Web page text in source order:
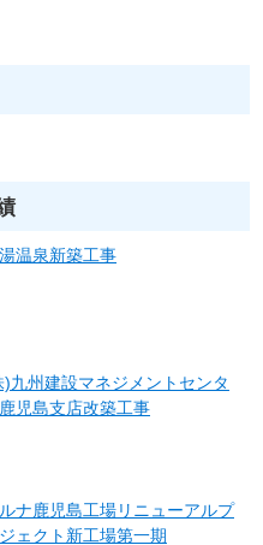
温泉新築工事
)九州建設マネジメントセンタ
児島支店改築工事
ナ鹿児島工場リニューアルプ
ェクト新工場第一期